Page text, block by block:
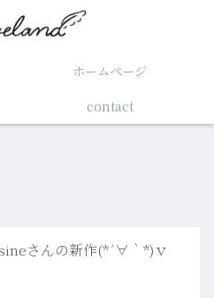
ホームぺージ
contact
さんの新作(*´∀｀*)ｖ